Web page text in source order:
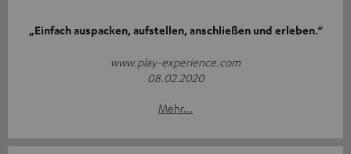
„Einfach auspacken, aufstellen, anschließen und erleben.“
www.play-experience.com
08.02.2020
Mehr...